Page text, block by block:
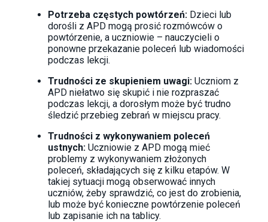
Potrzeba częstych powtórzeń: Dzieci lub
dorośli z APD mogą prosić rozmówców o
powtórzenie, a uczniowie – nauczycieli o
ponowne przekazanie poleceń lub wiadomości
podczas lekcji.
Trudności ze skupieniem uwagi: Uczniom z
APD niełatwo się skupić i nie rozpraszać
podczas lekcji, a dorosłym może być trudno
śledzić przebieg zebrań w miejscu pracy.
Trudności z wykonywaniem poleceń
ustnych: Uczniowie z APD mogą mieć
problemy z wykonywaniem złożonych
poleceń, składających się z kilku etapów. W
takiej sytuacji mogą obserwować innych
uczniów, żeby sprawdzić, co jest do zrobienia,
lub może być konieczne powtórzenie poleceń
lub zapisanie ich na tablicy.